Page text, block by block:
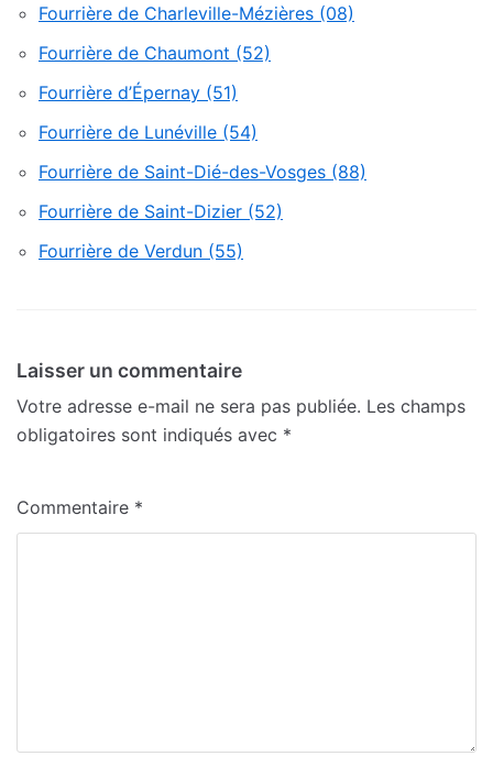
Fourrière de Charleville-Mézières (08)
Fourrière de Chaumont (52)
Fourrière d’Épernay (51)
Fourrière de Lunéville (54)
Fourrière de Saint-Dié-des-Vosges (88)
Fourrière de Saint-Dizier (52)
Fourrière de Verdun (55)
Laisser un commentaire
Votre adresse e-mail ne sera pas publiée. Les champs
obligatoires sont indiqués avec *
Commentaire *